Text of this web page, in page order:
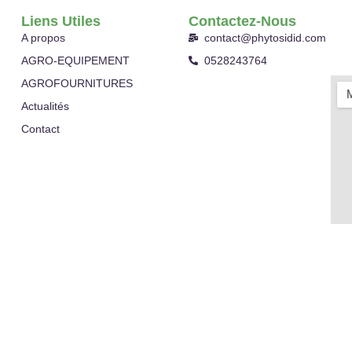
Liens Utiles
A propos
AGRO-EQUIPEMENT
AGROFOURNITURES
Actualités
Contact
Contactez-Nous
contact@phytosidid.com
0528243764